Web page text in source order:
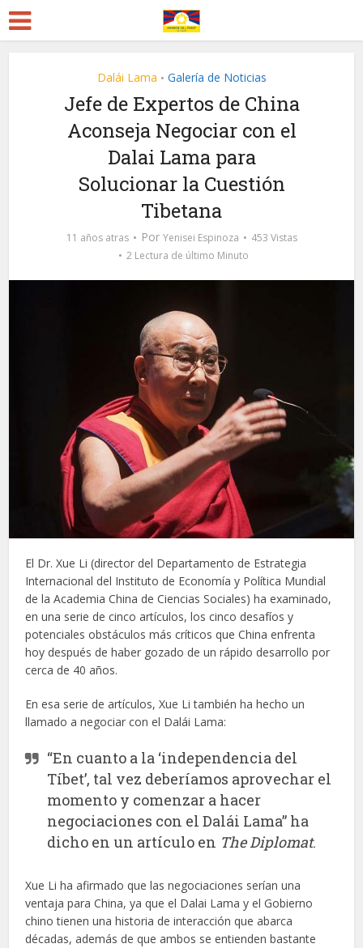
Dalái Lama • Galería de Noticias
Jefe de Expertos de China
Aconseja Negociar con el
Dalai Lama para
Solucionar la Cuestión
Tibetana
11 años atras Por Yenisei Espinoza
453 Vistas
2 Lectura de último Minuto
El Dr. Xue Li (director del Departamento de Estrategia
Internacional del Instituto de Economía y Política Mundial
de la Academia China de Ciencias Sociales) ha examinado,
en una serie de cinco artículos, los cinco desafíos y
potenciales obstáculos más críticos que China enfrenta
hoy después de haber gozado de un rápido desarrollo por
cerca de 40 años.
En esa serie de artículos, Xue Li también ha hecho un
llamado a negociar con el Dalái Lama:
“En cuanto a la ‘independencia del
Tíbet’, tal vez deberíamos aprovechar el
momento y comenzar a hacer
negociaciones con el Dalái Lama” ha
dicho en un artículo en The Diplomat.
Xue Li ha afirmado que las negociaciones serían una
ventaja para China, ya que el Dalai Lama y el Gobierno
chino tienen una historia de interacción que abarca
décadas, además de que ambos se entienden bastante